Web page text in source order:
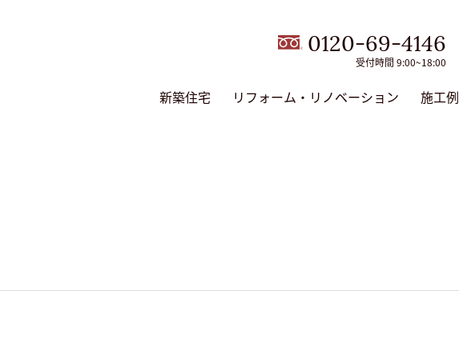
0120-69-4146
受付時間 9:00~18:00
新築住宅 リフォーム・リノベーション 施工例